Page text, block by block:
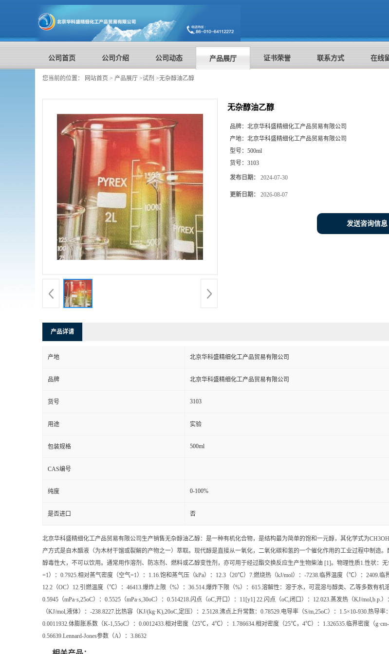
公司首页 公司介绍 公司动态 产品展厅 证书荣誉 联系方式 在线
您当前的位置： 网站首页 > 产品展厅 >试剂 >无杂醇油乙醇
无杂醇油乙醇
品牌： 北京华科盛精细化工产品贸易有限公司
产地： 北京华科盛精细化工产品贸易有限公司
型号： 500ml
货号： 3103
发布日期： 2024-07-30
更新日期： 2026-08-07
发送咨询信息
产品详请
产地 北京华科盛精细化工产品贸易有限公司
品牌 北京华科盛精细化工产品贸易有限公司
货号 3103
用途 实验
包装规格 500ml
CAS编号
纯度 0-100%
是否进口 否
北京华科盛精细化工产品贸易有限公司生产销售无杂醇油乙醇：是一种有机化合物，是结构最为简单的饱和一元醇，其化学式为
产方式是自木醋液（为木材干馏或裂解的产物之一）萃取。现代醇是直接从一氧化，二氧化碳和氢的一个催化作用的工业过程中制造
醇毒性大，不可以饮用。通常用作溶剂、防冻剂、燃料或乙醇变性剂，亦可用于经过酯交换反应生产生物柴油 [1]。物理性质1.性状
=1）：0.7925.相对蒸气密度（空气=1）：1.16.饱和蒸气压（kPa）：12.3（20℃）7.燃烧热（kJ/mol）：-7238.临界温度（℃）：2409.临
12.2（OC）12.引燃温度（℃）：46413.爆炸上限（%）：36.514.爆炸下限（%）：615.溶解性：溶于水，可混溶与醇类、乙等多数有机溶
0.5945（mPa·s,25oC）：0.5525（mPa·s,30oC）：0.514218.闪点（oC,开口）：11[y1] 22.闪点（oC,闭口）：12.023.蒸发热（KJ/
（KJ/mol,液体）：-238.8227.比热容（KJ/(kg·K),20oC,定压）：2.5128.沸点上升常数：0.78529.电导率（S/m,25oC）：1.5×10-930.热导
0.0011932.体膨胀系数（K-1,55oC）：0.0012433.相对密度（25℃，4℃）：1.786634.相对密度（25℃，4℃）：1.326535.临界密度（
0.56639.Lennard-Jones参数（A）：3.8632